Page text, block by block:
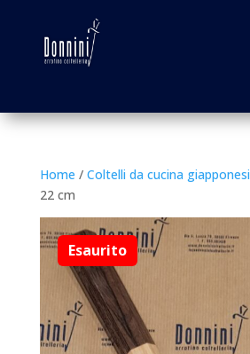
Home / Coltelli da cucina giapponesi
22 cm